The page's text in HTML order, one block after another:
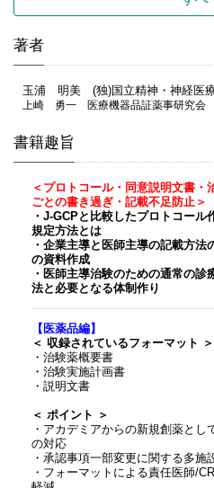
著者
玉浦 明美 (独)国立精神・神経医
上崎 勇一 医療機器品証薬事研究会
書籍趣旨
＜プロトコール・同意説明文書・
ごとの書き過ぎ・記載不足防止＞
・J-GCPと比較したプロトコー
規定方法とは
・企業主導と医師主導の記載方
の資料作成
・医師主導治験のための通常の
法と必要となる体制作り
【医薬品編】
＜ 収録されているフォーマット ＞
・治験薬概要書
・治験実施計画書
・説明文書
＜ ポイント ＞
・アカデミアからの新規創薬と
の対応
・承認事項一部変更に関する多
・フォーマットによる責任医師/